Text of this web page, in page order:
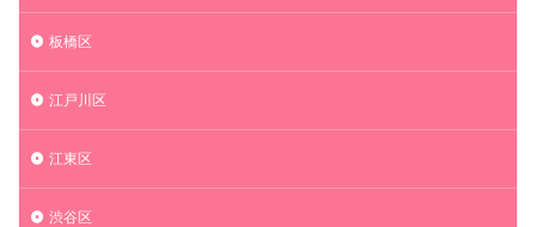
板橋区
江戸川区
江東区
渋谷区